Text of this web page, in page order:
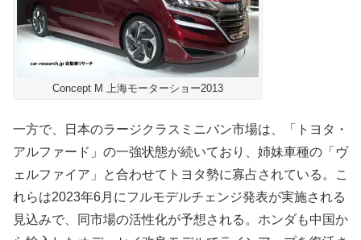
Concept M 上海モーターショー2013
一方で、日本のラージクラスミニバン市場は、「トヨタ・
アルファード」の一強状態が続いており、姉妹車種の「ヴ
ェルファイア」と合わせてトヨタ勢に寡占されている。こ
れらは2023年6月にフルモデルチェンジ発表が実施される
見込みで、同市場の活性化が予想される。ホンダも中国か